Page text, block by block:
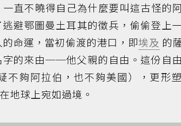
直不曉得自己為什麼要叫這古怪的
避鄂圖曼土耳其的徵兵，偷偷登上
命運，當初偷渡的港口，即埃及 的
字的來由──他父親的自由。這份自
不夠阿拉伯，也不夠美國），更形
地球上宛如過境。